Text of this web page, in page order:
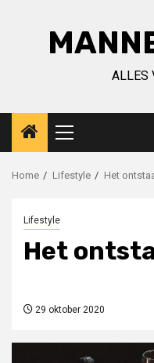
ALLES
Primair
menu
Home Lifestyle Het
Lifestyle
Het
29 oktober 2020